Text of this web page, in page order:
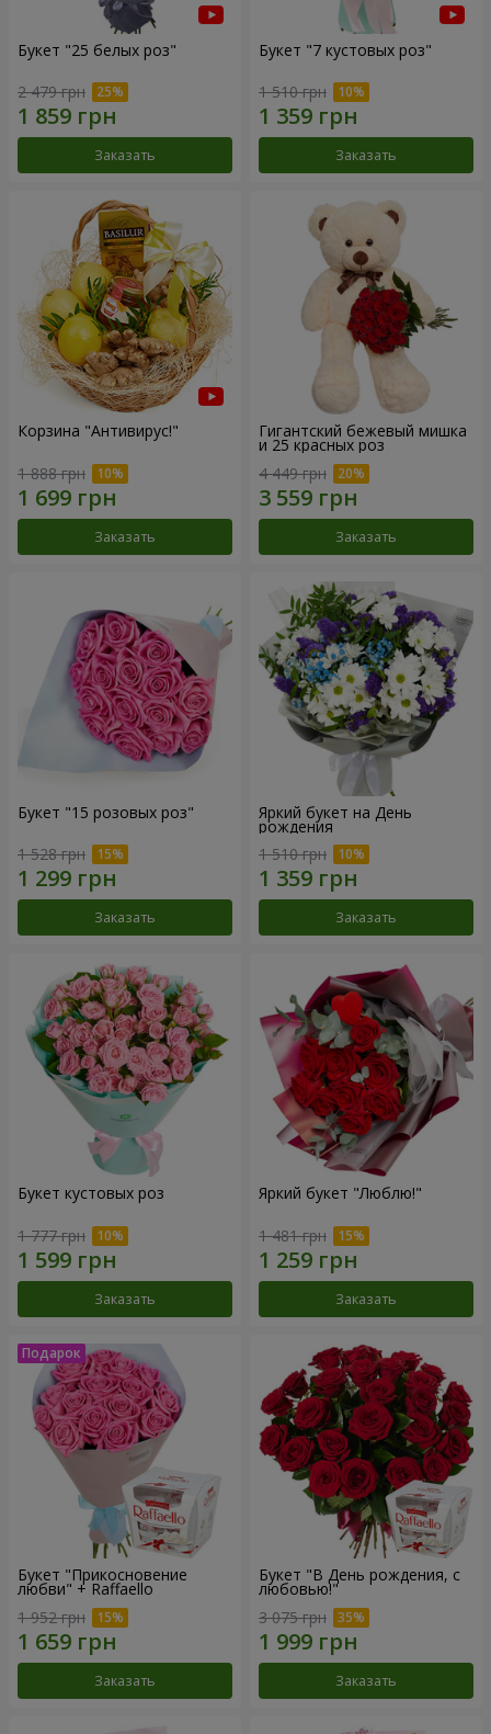
Букет "25 белых роз"
2 479 грн
Заказать
Букет "7 кустовых роз"
1 510 грн
Заказать
Корзина "Антивирус!"
1 888 грн
Заказать
Гигантский бежевый мишка
и 25 красных роз
4 449 грн
Заказать
Букет "15 розовых роз"
1 528 грн
Заказать
Яркий букет на День
рождения
1 510 грн
Заказать
Букет кустовых роз
1 777 грн
Заказать
Яркий букет "Люблю!"
1 481 грн
Заказать
Букет "Прикосновение
любви" + Raffaello
1 952 грн
Заказать
Букет "В День рождения, с
любовью!"
3 075 грн
Заказать